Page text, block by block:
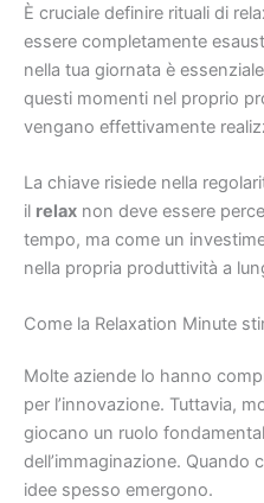
È cruciale definire rituali di
essere completamente
nella tua giornata è
questi momenti nel proprio
vengano effettivamente
La chiave risiede nella
il relax non deve essere
tempo, ma come un
nella propria produttività a
Come la Relaxation Minute
Molte aziende lo hanno
per l’innovazione. Tuttavia,
giocano un ruolo
dell’immaginazione. Quando
idee spesso emergono.